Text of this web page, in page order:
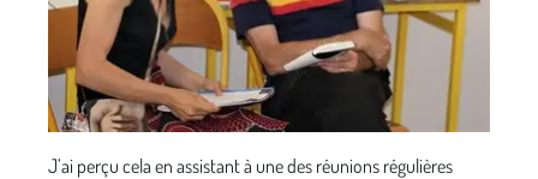
J’ai perçu cela en assistant à une des réunions régulières